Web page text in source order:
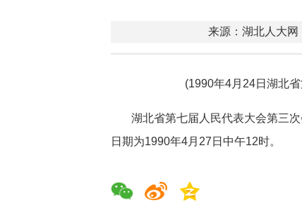
来源：湖北人大网
(1990年4月24日湖北
湖北省第七届人民代表大会第三
日期为1990年4月27日中午12时。